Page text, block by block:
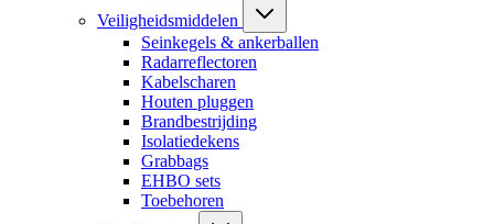
Veiligheidsmiddelen
Seinkegels & ankerballen
Radarreflectoren
Kabelscharen
Houten pluggen
Brandbestrijding
Isolatiedekens
Grabbags
EHBO sets
Toebehoren